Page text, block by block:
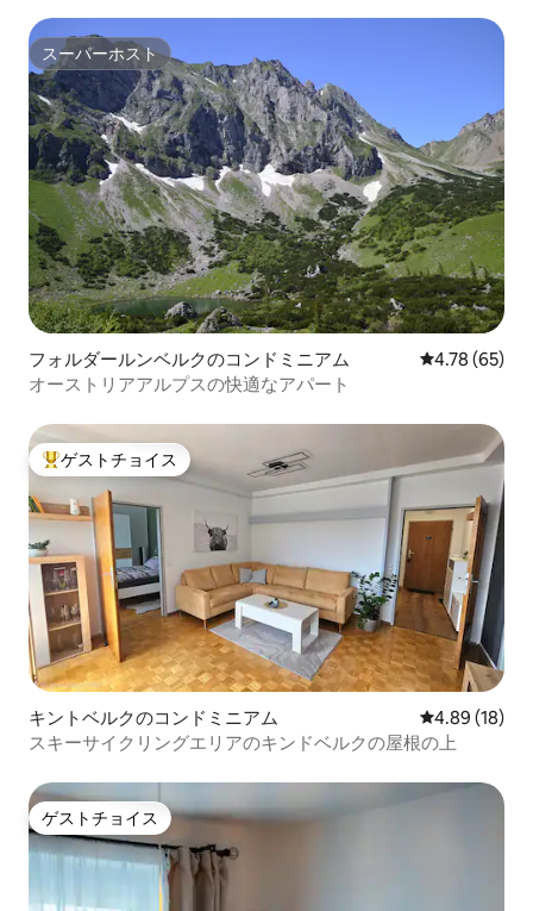
スーパーホスト
スーパーホスト
フォルダールンベルクのコンドミニアム レビュー65
4.78 (65)
オーストリアアルプスの快適なアパート
大好評のゲストチョイスです。
ゲストチョイス
キントベルクのコンドミニアム レビュー18
4.89 (18)
スキーサイクリングエリアのキンドベルクの屋根の上
ゲストチョイス
ゲストチョイス